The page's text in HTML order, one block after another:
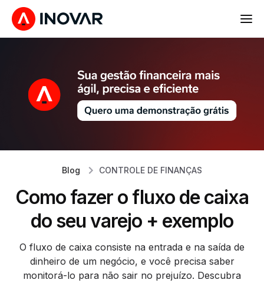
Blog CONTROLE DE FINANÇAS
Como fazer o fluxo de caixa
do seu varejo + exemplo
O fluxo de caixa consiste na entrada e na saída de
dinheiro de um negócio, e você precisa saber
monitorá-lo para não sair no prejuízo. Descubra